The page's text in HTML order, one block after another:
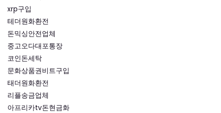
xrp구입
테더원화환전
돈믹싱안전업체
중고오다대포통장
코인돈세탁
문화상품권비트구입
태더원화환전
리플송금업체
아프리카tv돈현금화